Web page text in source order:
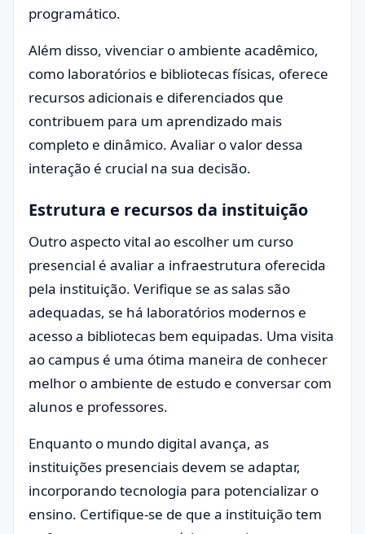
programático.
Além disso, vivenciar o ambiente acadêmico,
como laboratórios e bibliotecas físicas, oferece
recursos adicionais e diferenciados que
contribuem para um aprendizado mais
completo e dinâmico. Avaliar o valor dessa
interação é crucial na sua decisão.
Estrutura e recursos da instituição
Outro aspecto vital ao escolher um curso
presencial é avaliar a infraestrutura oferecida
pela instituição. Verifique se as salas são
adequadas, se há laboratórios modernos e
acesso a bibliotecas bem equipadas. Uma visita
ao campus é uma ótima maneira de conhecer
melhor o ambiente de estudo e conversar com
alunos e professores.
Enquanto o mundo digital avança, as
instituições presenciais devem se adaptar,
incorporando tecnologia para potencializar o
ensino. Certifique-se de que a instituição tem